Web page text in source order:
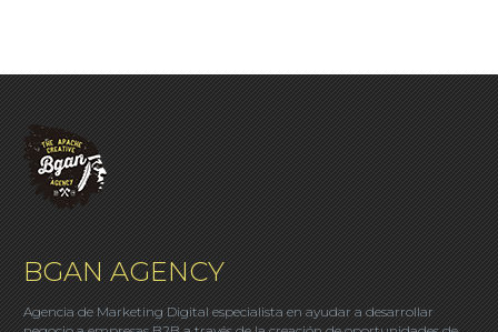
BGAN AGENCY
Agencia de Marketing Digital especialista en ayudar a desarrollar